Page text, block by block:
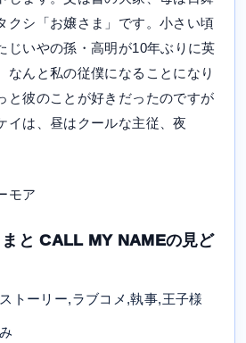
クシ「お嬢さま」です。小さい頃
じいやの孫・高明が10年ぶりに英
なんと私の従僕になることになり
と彼のことが好きだったのですが
イは、昼はクールな主従、夜
モア
と CALL MY NAMEの見ど
トーリー,ラブコメ,執事,王子様